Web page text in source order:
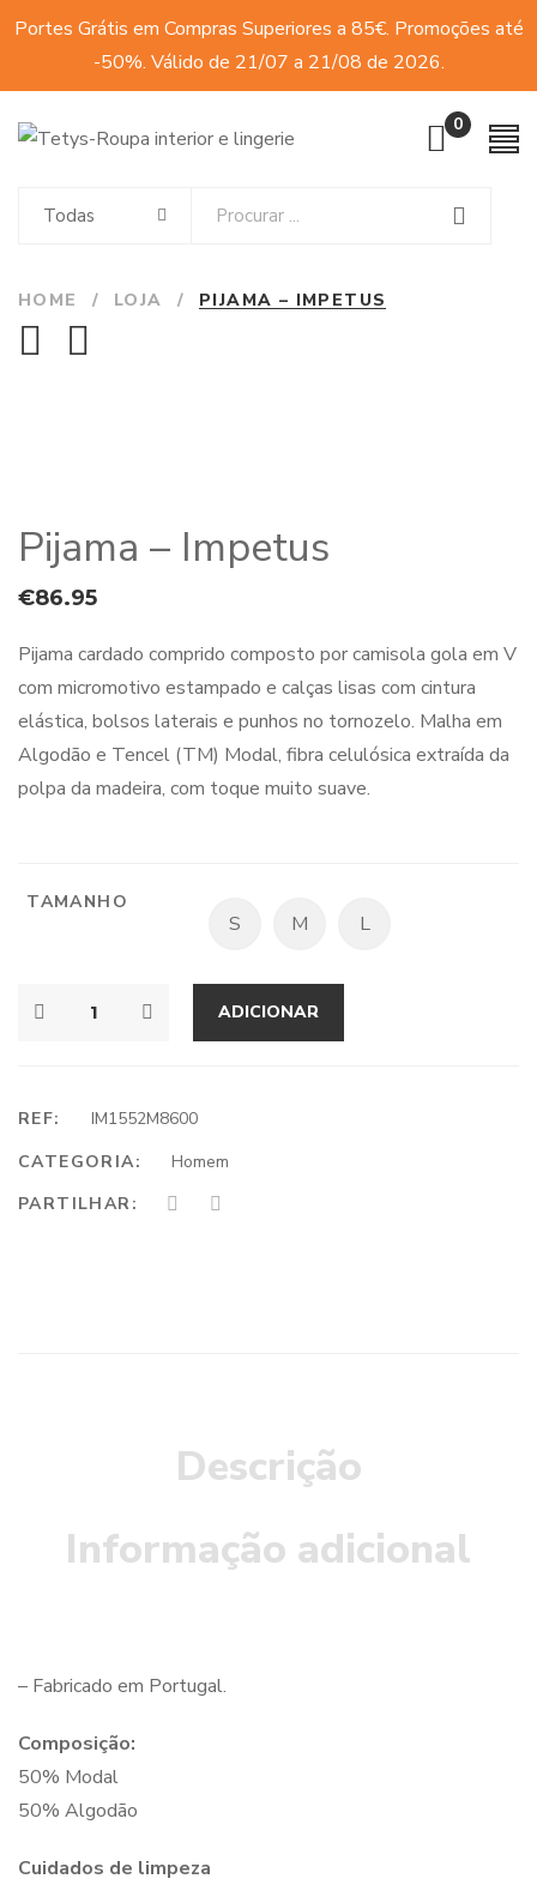
Portes Grátis em Compras Superiores a 85€. Promoções até
-50%. Válido de 21/07 a 21/08 de 2026.
0
Todas
HOME / LOJA / PIJAMA – IMPETUS
Pijama – Impetus
€86.95
Pijama cardado comprido composto por camisola gola em V
com micromotivo estampado e calças lisas com cintura
elástica, bolsos laterais e punhos no tornozelo. Malha em
Algodão e Tencel (TM) Modal, fibra celulósica extraída da
polpa da madeira, com toque muito suave.
TAMANHO
S M L
ADICIONAR
REF:
IM1552M8600
CATEGORIA:
Homem
PARTILHAR:
Descrição
Informação adicional
– Fabricado em Portugal.
Composição:
50% Modal
50% Algodão
Cuidados de limpeza